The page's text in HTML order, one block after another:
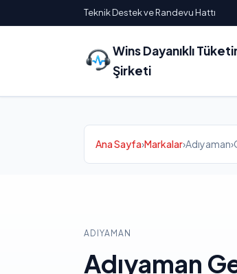
Teknik Destek ve Randevu Hattı
Wins Dayanıklı
Şirketi
Ana Sayfa›Markalar›Adıyaman›
ADIYAMAN
Adıyaman